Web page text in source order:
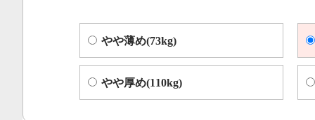
やや薄め(73kg)
やや厚め(110kg)